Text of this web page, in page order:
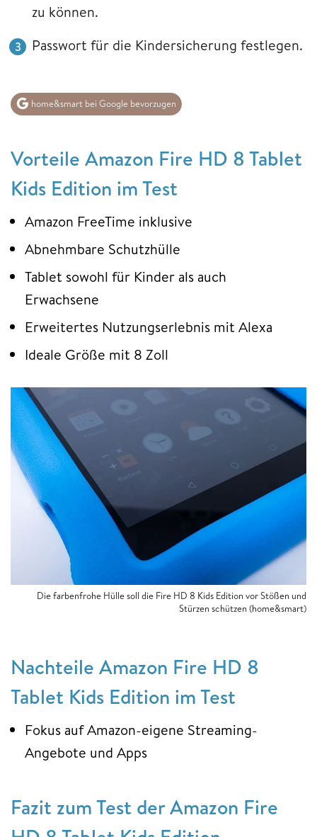
zu können.
Passwort für die Kindersicherung festlegen.
home&smart bei Google bevorzugen
Vorteile Amazon Fire HD 8 Tablet
Kids Edition im Test
Amazon FreeTime inklusive
Abnehmbare Schutzhülle
Tablet sowohl für Kinder als auch
Erwachsene
Erweitertes Nutzungserlebnis mit Alexa
Ideale Größe mit 8 Zoll
Die farbenfrohe Hülle soll die Fire HD 8 Kids Edition vor Stößen und
Stürzen schützen (home&smart)
Nachteile Amazon Fire HD 8
Tablet Kids Edition im Test
Fokus auf Amazon-eigene Streaming-
Angebote und Apps
Fazit zum Test der Amazon Fire